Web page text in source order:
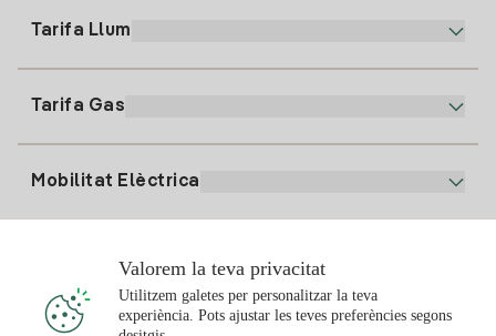
91 919 52 73
clientes@tuiberdrola.es
Alta Gas
Tarifa Llum
Tarifa Gas
Mobilitat Elèctrica
Punts de Recàrrega
Valorem la teva privacitat
Utilitzem galetes per personalitzar la teva
experiència. Pots ajustar les teves preferències segons